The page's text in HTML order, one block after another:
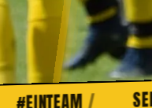
SEIT 1949 /